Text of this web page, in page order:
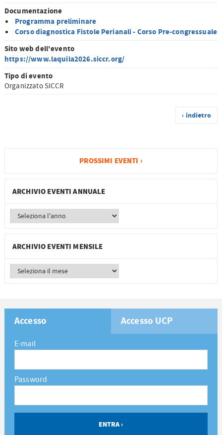
Documentazione
Programma preliminare
Corso diagnostica Fistole Perianali - Corso Pre-congressuale
Sito web dell'evento
https://www.laquila2026.siccr.org/
Tipo di evento
Organizzato SICCR
‹ indietro
PROSSIMI EVENTI ›
ARCHIVIO EVENTI ANNUALE
ARCHIVIO EVENTI MENSILE
Accesso Accesso UCP
E-mail
Password